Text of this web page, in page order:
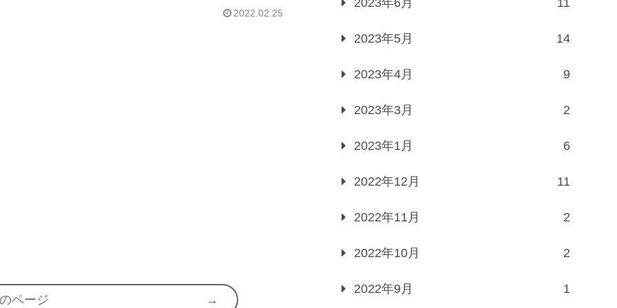
2022.02.25
ページ
2023年6月 11
2023年5月 14
2023年4月 9
2023年3月 2
2023年1月 6
2022年12月 11
2022年11月 2
2022年10月 2
2022年9月 1